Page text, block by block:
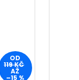
OD
119 KČ
AŽ
–15 %